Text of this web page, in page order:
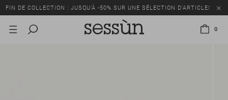
FIN DE COLLECTION : JUSQU’À -50% SUR UNE SÉLECTION D’ARTICLES
0